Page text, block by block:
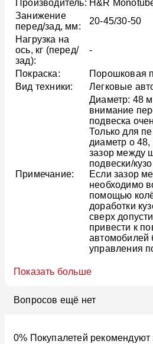
Производитель: H&R
Занижение
перед/зад, мм:
20-45/30-50
Нагрузка на
ось, кг (перед/
зад):
-
Покраска:
Порошковая
Вид техники:
Легковые
Примечание:
Диаметр: 48
внимание
подвеска
Только для
диаметр o
зазор между
подвески/
Если зазор
необходимо
помощью
доработки
сверх
привести к
автомобилей
управления
Показать больше
Вопросов ещё нет
0% Покупалетей рекомендуют